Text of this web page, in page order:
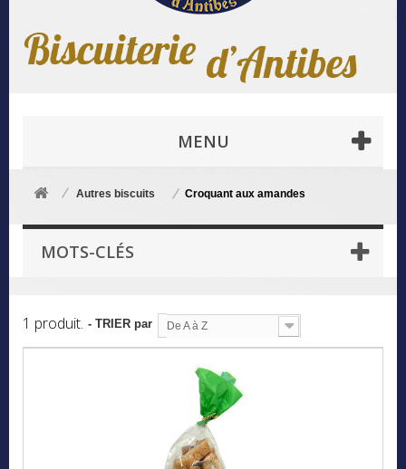
MENU
Autres biscuits Croquant aux amandes
MOTS-CLÉS
1 produit. - TRIER par De A à Z